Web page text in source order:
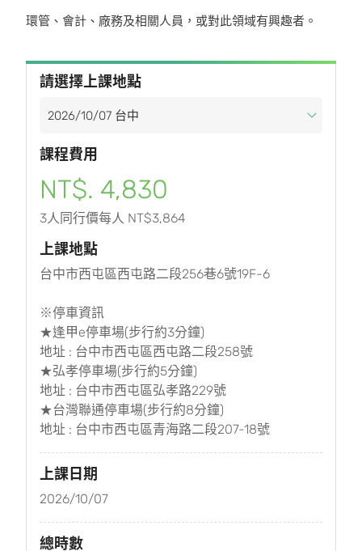
環管、會計、廠務及相關人員，或對此領域有興趣者。
請選擇上課地點
課程費用
NT$. 4,830
3人同行價每人 NT$3,864
上課地點
台中市西屯區西屯路二段256巷6號19F-6
※停車資訊
★逢甲e停車場(步行約3分鐘)
地址 : 台中市西屯區西屯路二段258號
★弘孝停車場(步行約5分鐘)
地址 : 台中市西屯區弘孝路229號
★台灣聯通停車場(步行約8分鐘)
地址 : 台中市西屯區青海路二段207-18號
上課日期
2026/10/07
總時數